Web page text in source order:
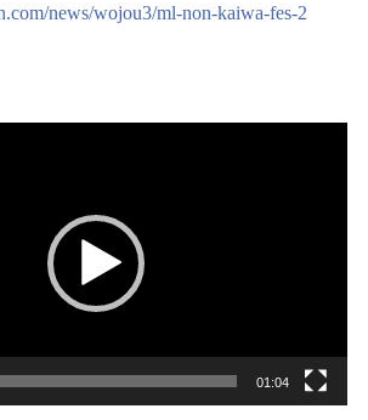
news/wojou3/ml-non-kaiwa-fes-2
01:04